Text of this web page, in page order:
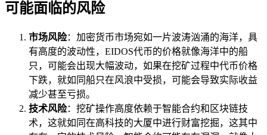
可能面临的风险
市场风险：加密货币市场宛如一片波涛汹涌的海洋，具
有高度的波动性，EIDOS代币的价格就像海洋中的船
只，可能会出现大幅波动，如果在挖矿过程中代币价格
下跌，就如同船只在风浪中受损，可能会导致实际收益
减少甚至亏损。
技术风险：挖矿操作高度依赖于智能合约和区块链技
术，这就如同在高科技的大厦中进行财富挖掘，这其中